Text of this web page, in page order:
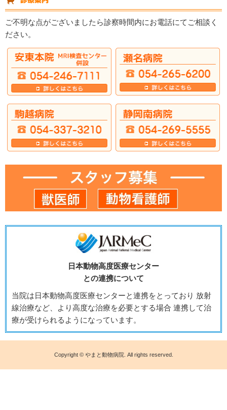
ご不明な点がございましたら診察時間内にお電話にてご相談く
ださい。
日本動物高度医療センター
との連携について
当院は日本動物高度医療センターと連携をとっており 放射
線治療など、より高度な治療を必要とする場合 連携して治
療が受けられるようになっています。
Copyright © やまと動物病院. All rights reserved.